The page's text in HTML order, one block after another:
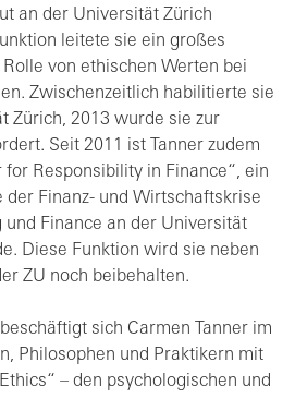
an der Universität Zürich
leitete sie ein großes
von ethischen Werten bei
Zwischenzeitlich habilitierte sie
Zürich, 2013 wurde sie zur
Seit 2011 ist Tanner zudem
Responsibility in Finance“, ein
der Finanz- und Wirtschaftskrise
Finance an der Universität
Diese Funktion wird sie neben
ZU noch beibehalten.
sich Carmen Tanner im
Philosophen und Praktikern mit
– den psychologischen und